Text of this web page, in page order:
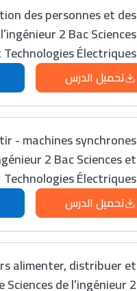
des personnes et des
2 Bac Sciences
Électriques
تحميل الدرس
- machines synchrones
2 Bac Sciences et
Technologies Électriques
تحميل الدرس
alimenter, distribuer et
de l’ingénieur 2